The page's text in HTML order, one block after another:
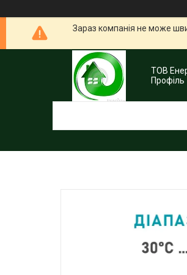
Зараз компанія не може
ТОВ
Профіль